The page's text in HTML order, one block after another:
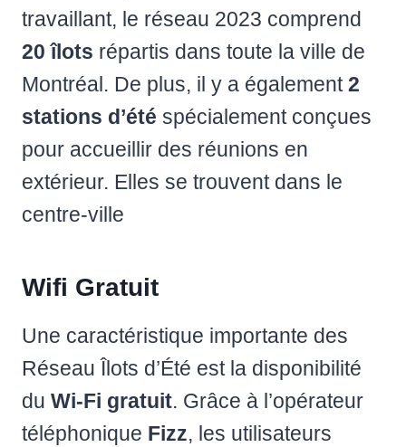
travaillant, le réseau 2023 comprend
20 îlots répartis dans toute la ville de
Montréal. De plus, il y a également2
stations d’été spécialement conçues
pour accueillir des réunions en
extérieur. Elles se trouvent dans le
centre-ville
Wifi Gratuit
Une caractéristique importante des
Réseau Îlots d’Été est la disponibilité
du Wi-Fi gratuit. Grâce à l’opérateur
téléphonique Fizz, les utilisateurs